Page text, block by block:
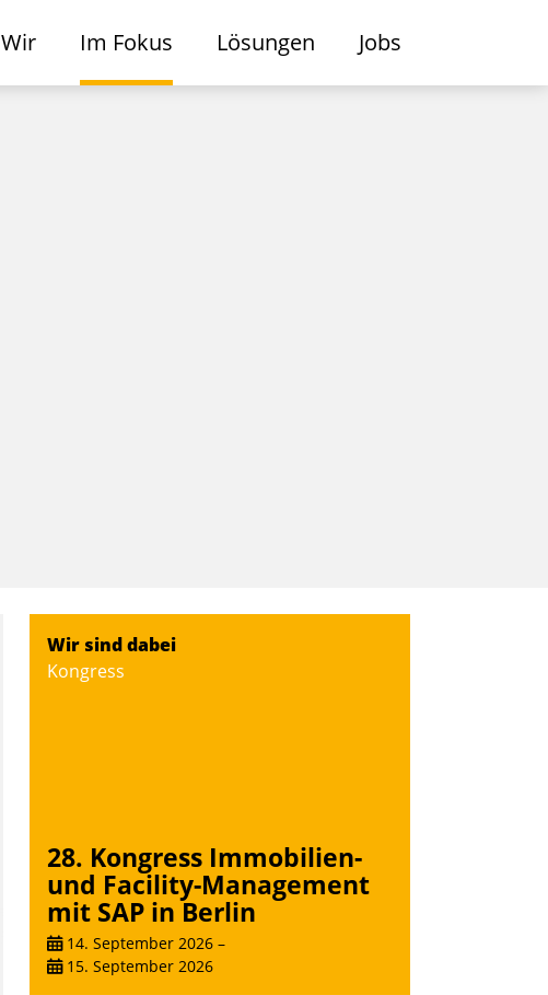
Wir Im Fokus Lösungen Jobs
Wir sind dabei
Kongress
28. Kongress Immobilien-
und Facility-Management
mit SAP in Berlin
14. September 2026 –
15. September 2026